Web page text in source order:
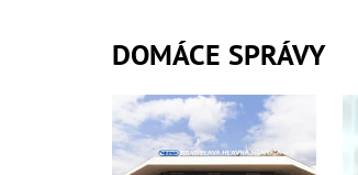
DOMÁCE SPRÁVY